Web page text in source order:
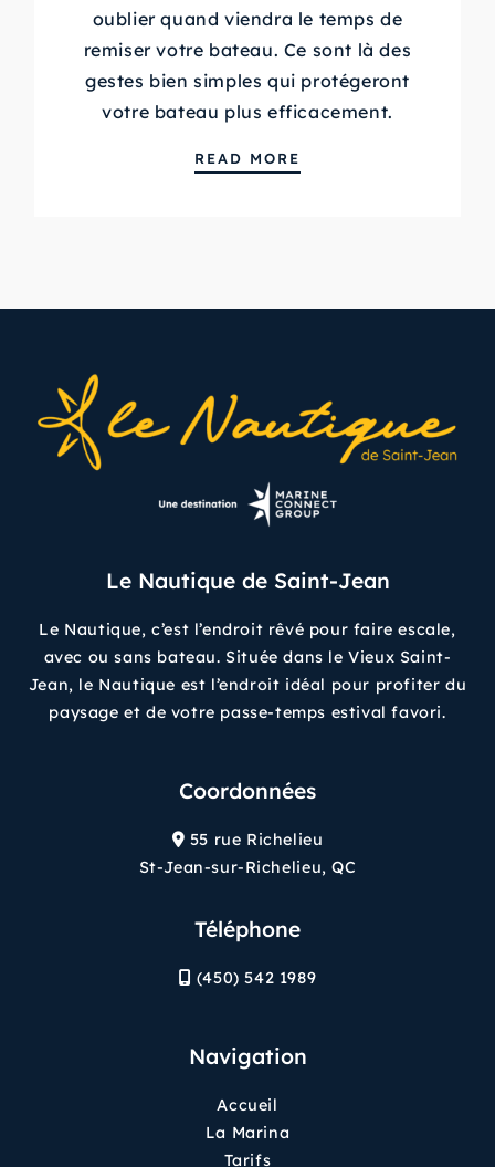
oublier quand viendra le temps de
remiser votre bateau. Ce sont là des
gestes bien simples qui protégeront
votre bateau plus efficacement.
READ MORE
Le Nautique de Saint-Jean
Le Nautique, c’est l’endroit rêvé pour faire escale,
avec ou sans bateau. Située dans le Vieux Saint-
Jean, le Nautique est l’endroit idéal pour profiter du
paysage et de votre passe-temps estival favori.
Coordonnées
55 rue Richelieu
St-Jean-sur-Richelieu, QC
Téléphone
(450) 542 1989
Navigation
Accueil
La Marina
Tarifs